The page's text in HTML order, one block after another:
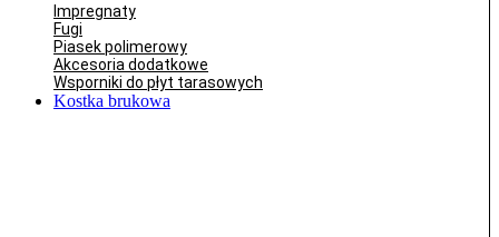
Impregnaty
Fugi
Piasek polimerowy
Akcesoria dodatkowe
Wsporniki do płyt tarasowych
Kostka brukowa